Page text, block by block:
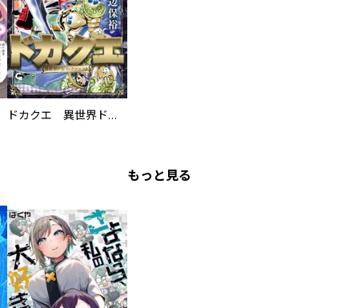
ドカクエ 異世界ドカコッククエスト
もっと見る